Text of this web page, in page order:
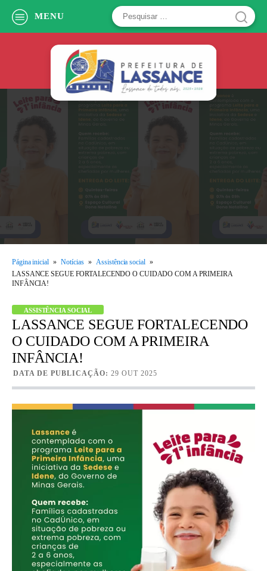
MENU
Pesquisar
Página inicial » Notícias » Assistência social »
LASSANCE SEGUE FORTALECENDO O CUIDADO COM A PRIMEIRA
INFÂNCIA!
ASSISTÊNCIA SOCIAL
LASSANCE SEGUE FORTALECENDO
O CUIDADO COM A PRIMEIRA
INFÂNCIA!
DATA DE PUBLICAÇÃO: 29 OUT 2025